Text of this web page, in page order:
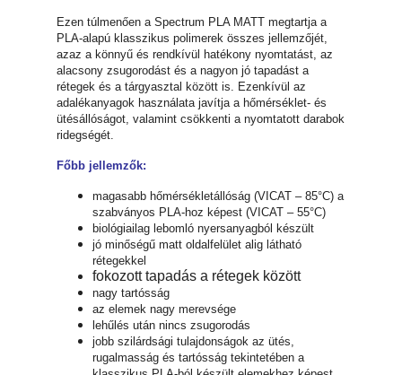
Ezen túlmenően a Spectrum PLA MATT megtartja a
PLA-alapú klasszikus polimerek összes jellemzőjét,
azaz a könnyű és rendkívül hatékony nyomtatást, az
alacsony zsugorodást és a nagyon jó tapadást a
rétegek és a tárgyasztal között is. Ezenkívül az
adalékanyagok használata javítja a hőmérséklet- és
ütésállóságot, valamint csökkenti a nyomtatott darabok
ridegségét.
Főbb jellemzők:
magasabb hőmérsékletállóság (VICAT – 85°C) a
szabványos PLA-hoz képest (VICAT – 55°C)
biológiailag lebomló nyersanyagból készült
jó minőségű matt oldalfelület alig látható
rétegekkel
fokozott tapadás a rétegek között
nagy tartósság
az elemek nagy merevsége
lehűlés után nincs zsugorodás
jobb szilárdsági tulajdonságok az ütés,
rugalmasság és tartósság tekintetében a